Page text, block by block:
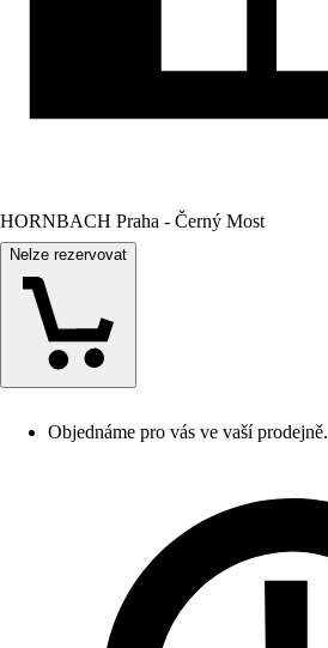
HORNBACH Praha - Černý Most
Nelze rezervovat
Objednáme pro vás ve vaší prodejně.